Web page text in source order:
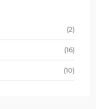
(2)
(16)
(10)